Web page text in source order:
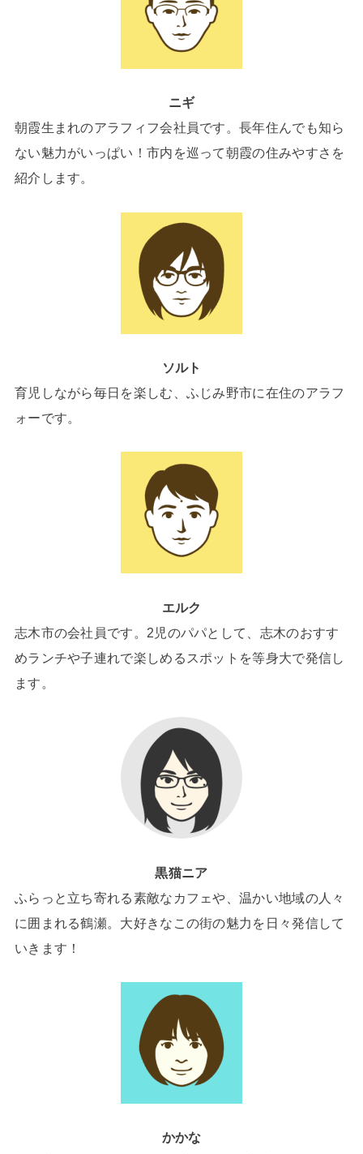
ニギ
朝霞生まれのアラフィフ会社員です。長年住んでも知ら
ない魅力がいっぱい！市内を巡って朝霞の住みやすさを
紹介します。
ソルト
育児しながら毎日を楽しむ、ふじみ野市に在住のアラフ
ォーです。
エルク
志木市の会社員です。2児のパパとして、志木のおすす
めランチや子連れで楽しめるスポットを等身大で発信し
ます。
黒猫ニア
ふらっと立ち寄れる素敵なカフェや、温かい地域の人々
に囲まれる鶴瀬。大好きなこの街の魅力を日々発信して
いきます！
かかな